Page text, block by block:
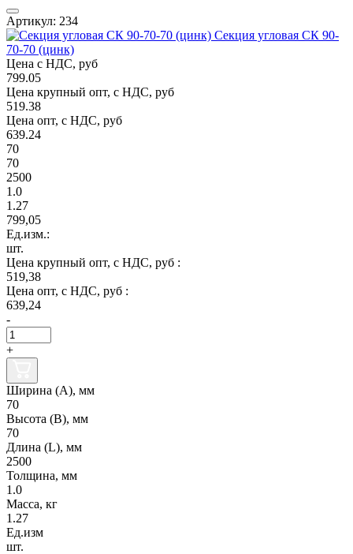
Артикул: 234
Секция угловая СК 90-
70-70 (цинк)
Цена с НДС, руб
799.05
Цена крупный опт, с НДС, руб
519.38
Цена опт, с НДС, руб
639.24
70
70
2500
1.0
1.27
799,05
Ед.изм.:
шт.
Цена крупный опт, с НДС, руб :
519,38
Цена опт, с НДС, руб :
639,24
-
+
Ширина (А), мм
70
Высота (В), мм
70
Длина (L), мм
2500
Толщина, мм
1.0
Масса, кг
1.27
Ед.изм
шт.